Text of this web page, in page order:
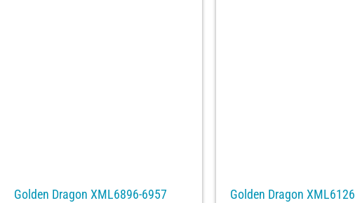
Golden Dragon XML6896-6957
Golden Dragon XML6126